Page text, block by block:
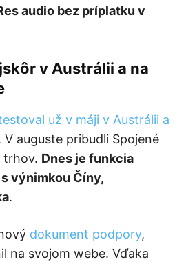
audio bez príplatku v
v Austrálii a na
už v máji v Austrálii a
V auguste pribudli Spojené
trhov. Dnes je funkcia
výnimkou Číny,
.
dokument podpory,
na svojom webe. Vďaka